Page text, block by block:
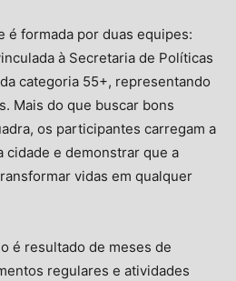
é formada por duas equipes:
à Secretaria de Políticas
categoria 55+, representando
Mais do que buscar bons
os participantes carregam a
cidade e demonstrar que a
vidas em qualquer
é resultado de meses de
regulares e atividades